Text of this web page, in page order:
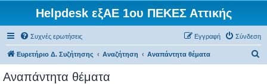
Helpdesk εξΑΕ 1ου ΠΕΚΕΣ Αττικής
Συχνές ερωτήσεις Σύνδεση
Εγγραφή
Ευρετήριο Δ. Συζήτησης Αναζήτηση Αναπάντητα θέματα
Αναπάντητα θέματα